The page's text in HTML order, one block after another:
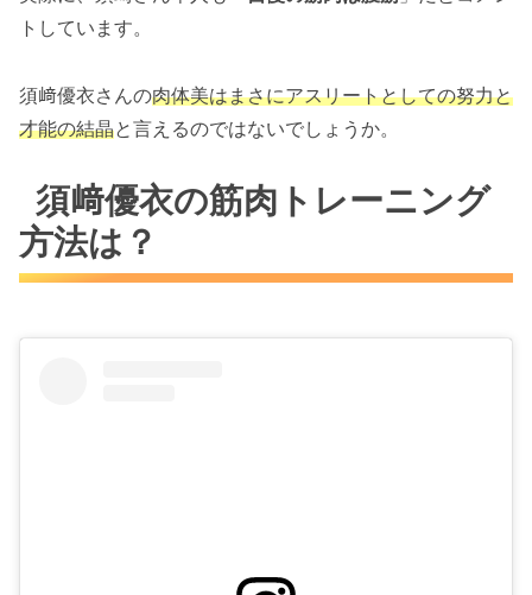
トしています。
須﨑優衣さんの肉体美はまさにアスリートとしての努力と
才能の結晶と言えるのではないでしょうか。
須﨑優衣の筋肉トレーニング
方法は？